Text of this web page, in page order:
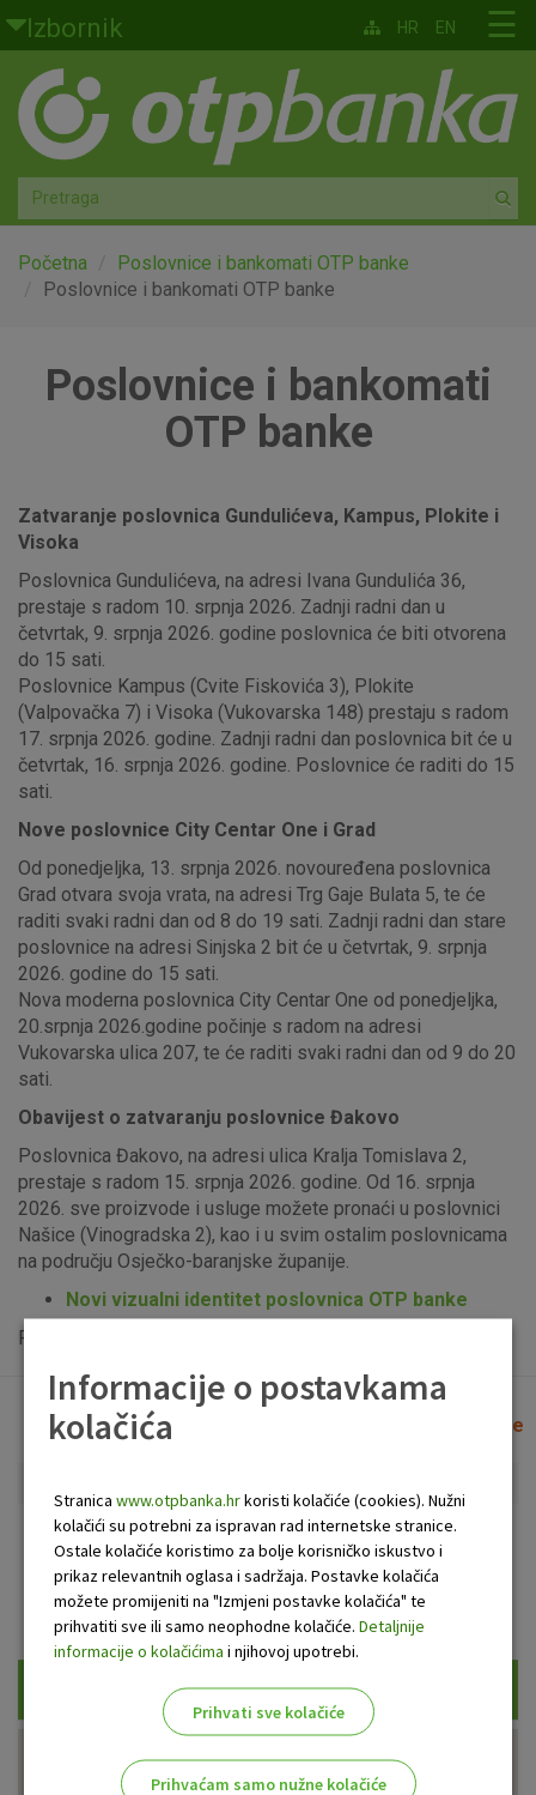
Skoči na glavni sadržaj
Izbornik
Građani
Privatno bankarstvo
Agro
Mala poduzeća i obrtnici
Globalna tržišta
☰
HR EN
Početna
Poslovnice i bankomati OTP banke
Poslovnice i bankomati OTP banke
Poslovnice i bankomati
OTP banke
Zatvaranje poslovnica Gundulićeva, Kampus, Plokite i
Visoka
Poslovnica Gundulićeva, na adresi Ivana Gundulića 36,
prestaje s radom 10. srpnja 2026. Zadnji radni dan u
četvrtak, 9. srpnja 2026. godine poslovnica će biti otvorena
do 15 sati.
Poslovnice Kampus (Cvite Fiskovića 3), Plokite
(Valpovačka 7) i Visoka (Vukovarska 148) prestaju s radom
17. srpnja 2026. godine. Zadnji radni dan poslovnica bit će u
četvrtak, 16. srpnja 2026. godine. Poslovnice će raditi do 15
sati.
Nove poslovnice City Centar One i Grad
Od ponedjeljka, 13. srpnja 2026. novouređena poslovnica
Grad otvara svoja vrata, na adresi Trg Gaje Bulata 5, te će
raditi svaki radni dan od 8 do 19 sati. Zadnji radni dan stare
poslovnice na adresi Sinjska 2 bit će u četvrtak, 9. srpnja
2026. godine do 15 sati.
Nova moderna poslovnica City Centar One od ponedjeljka,
20.srpnja 2026.godine počinje s radom na adresi
Vukovarska ulica 207, te će raditi svaki radni dan od 9 do 20
sati.
Obavijest o zatvaranju poslovnice Đakovo
Poslovnica Đakovo, na adresi ulica Kralja Tomislava 2,
prestaje s radom 15. srpnja 2026. godine. Od 16. srpnja
2026. sve proizvode i usluge možete pronaći u poslovnici
Našice (Vinogradska 2), kao i u svim ostalim poslovnicama
na području Osječko-baranjske županije.
Novi vizualni identitet poslovnica OTP banke
Popis uplatno-isplatnih bankomata možete vidjeti
Lista poslovnica i bankomata Očisti filtere
Bankomat Poslovnica
Prikaži samo uplatne bankomate
Informacije o postavkama
kolačića
Stranica www.otpbanka.hrkoristi kolačiće (cookies). Nužni
kolačići su potrebni za ispravan rad internetske stranice.
Ostale kolačiće koristimo za bolje korisničko iskustvo i
prikaz relevantnih oglasa i sadržaja. Postavke kolačića
možete promijeniti na "Izmjeni postavke kolačića" te
prihvatiti sve ili samo neophodne kolačiće. Detaljnije
informacije o kolačićima i njihovoj upotrebi.
Prihvati sve kolačiće
Prihvaćam samo nužne kolačiće